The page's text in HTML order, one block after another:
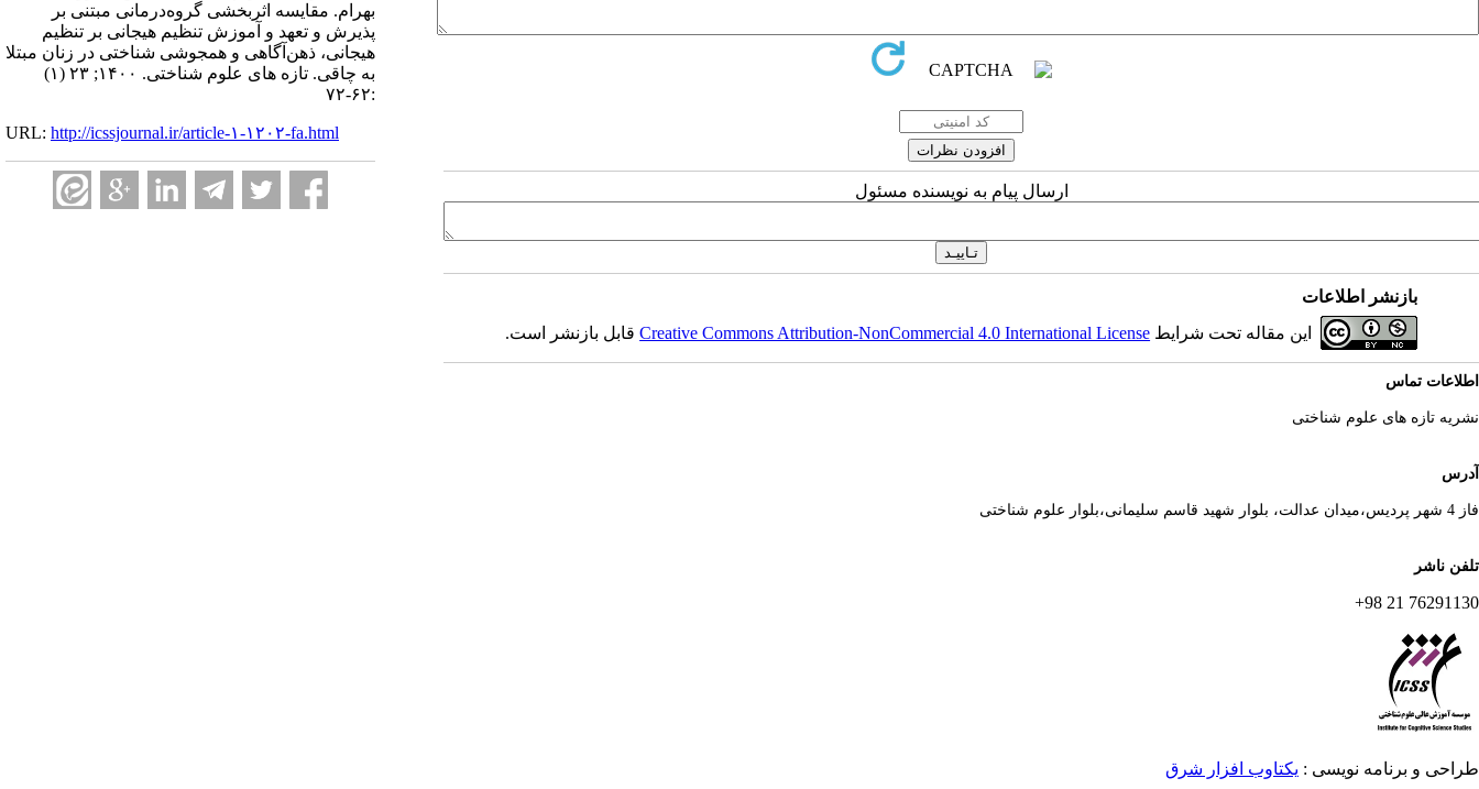
بهرام. مقایسه اثربخشی گروه‌درمانی مبتنی بر
پذیرش و تعهد و آموزش تنظیم هیجانی بر تنظیم
هیجانی، ذهن‌آگاهی و همجوشی شناختی در زنان مبتلا
به چاقی. تازه های علوم شناختی. ۱۴۰۰; ۲۳ (۱)
:۶۲-۷۲
URL: http://icssjournal.ir/article-۱-۱۲۰۲-fa.html
ارسال پیام به نویسنده مسئول
بازنشر اطلاعات
این مقاله تحت شرایط Creative Commons Attribution-NonCommercial 4.0 International Licenseقابل بازنشر است.
اطلاعات تماس
نشریه تازه های علوم شناختی
آدرس
فاز 4 شهر پردیس،میدان عدالت، بلوار شهید قاسم سلیمانی،بلوار علوم شناختی
تلفن ناشر
76291130 21 98+
طراحی و برنامه نویسی : یکتاوب افزار شرق